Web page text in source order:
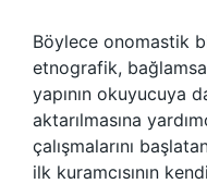
Böylece onomastik
etnografik,
yapının okuyucuya
aktarılmasına
çalışmalarını
ilk kuramcısının